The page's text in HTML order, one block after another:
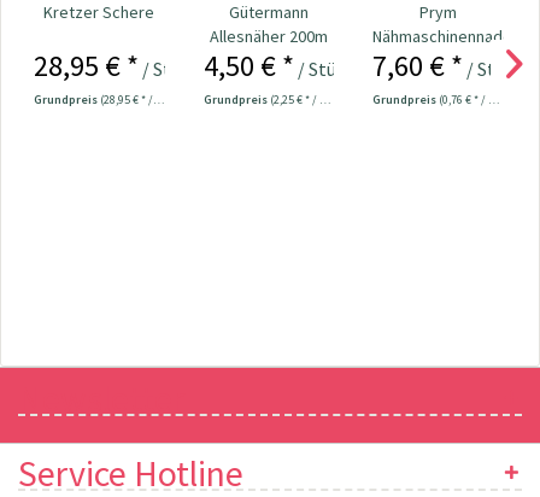
Kretzer Schere
28,95 € * / Stück
Grundpreis (28,95 € * / 1 Stück)
Gütermann
Allesnäher 200m
Fb. 000 - schwarz
4,50 € * / Stück
Grundpreis (2,25 € * / 100 Meter)
Prym
Nähmaschinennadeln
130/705
Universal...
7,60 € * / Stück
Grundpreis (0,76 € * / 1 Stück)
Service Hotline